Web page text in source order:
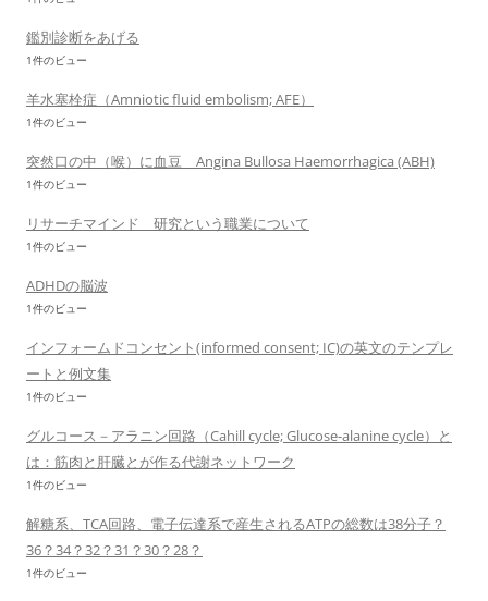
鑑別診断をあげる
1件のビュー
羊水塞栓症（Amniotic fluid embolism; AFE）
1件のビュー
突然口の中（喉）に血豆 Angina Bullosa Haemorrhagica (ABH)
1件のビュー
リサーチマインド 研究という職業について
1件のビュー
ADHDの脳波
1件のビュー
インフォームドコンセント(informed consent; IC)の英文のテンプレ
ートと例文集
1件のビュー
グルコース－アラニン回路（Cahill cycle; Glucose-alanine cycle）と
は：筋肉と肝臓とが作る代謝ネットワーク
1件のビュー
解糖系、TCA回路、電子伝達系で産生されるATPの総数は38分子？
36？34？32？31？30？28？
1件のビュー